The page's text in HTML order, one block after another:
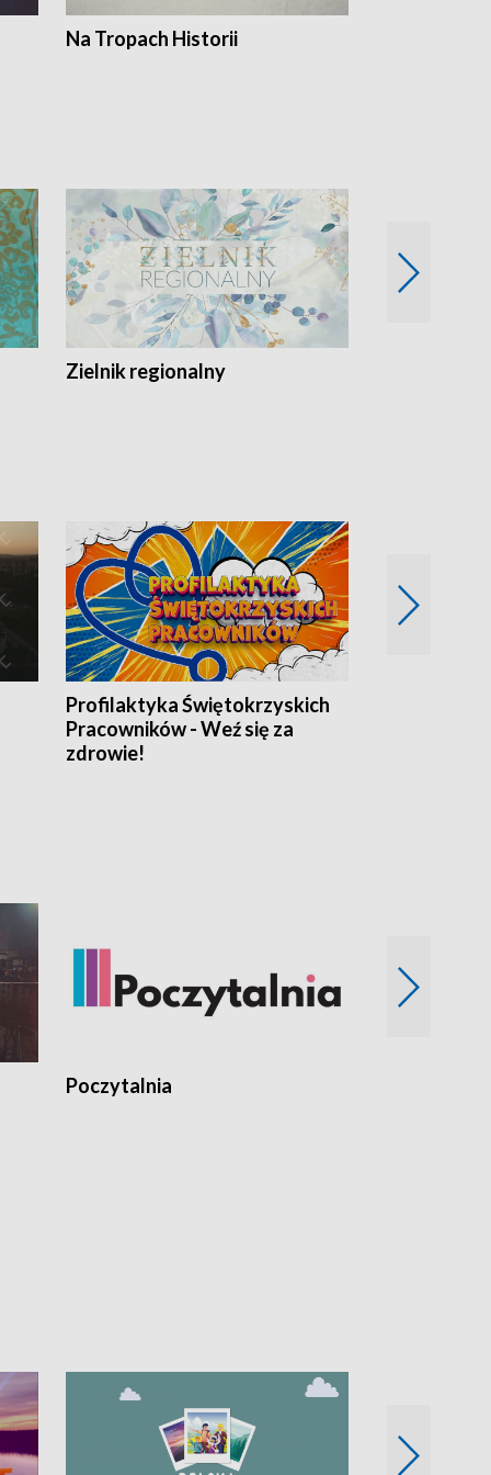
Na Tropach Historii
Zielnik regionalny
Profilaktyka Świętokrzyskich
Pracowników - Weź się za
zdrowie!
Poczytalnia